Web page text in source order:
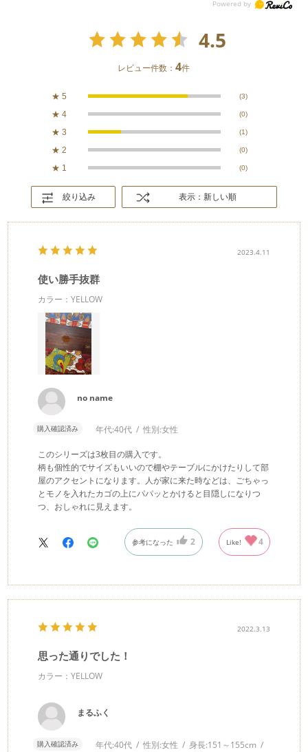
4.5
レビュー件数：4件
★ 5 (3)
★ 4 (0)
★ 3 (1)
★ 2 (0)
★ 1 (0)
絞り込み 表示：新しい順
2023.4.11
使い勝手抜群
カラー：YELLOW
no name
購入確認済み 年代:40代 性別:女性
このシリーズは3枚目の購入です。
柄も個性的でサイズもいいので棚やテーブルにかけたりして部
屋のアクセントになります。人が家に来た時などは、ごちゃっ
とモノを入れたカゴの上にパパッとかけると目隠しになりつ
つ、おしゃれに見えます。
参考になった 2 Like! 4
2022.3.13
思った通りでした！
カラー：YELLOW
まるふく
購入確認済み 年代:40代 性別:女性 身長:151～155cm